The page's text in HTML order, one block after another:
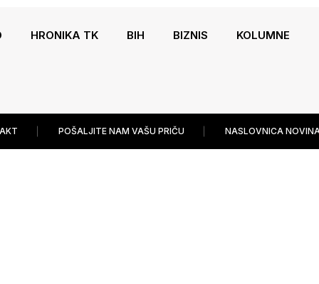
HRONIKA TK BIH BIZNIS KOLUMNE
POŠALJITE NAM VAŠU PRIČU NASLOVNICA